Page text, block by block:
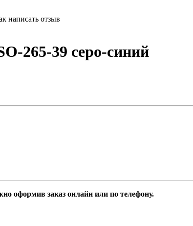
написать отзыв
265-39 серо-синий
оформив заказ онлайн или по телефону.